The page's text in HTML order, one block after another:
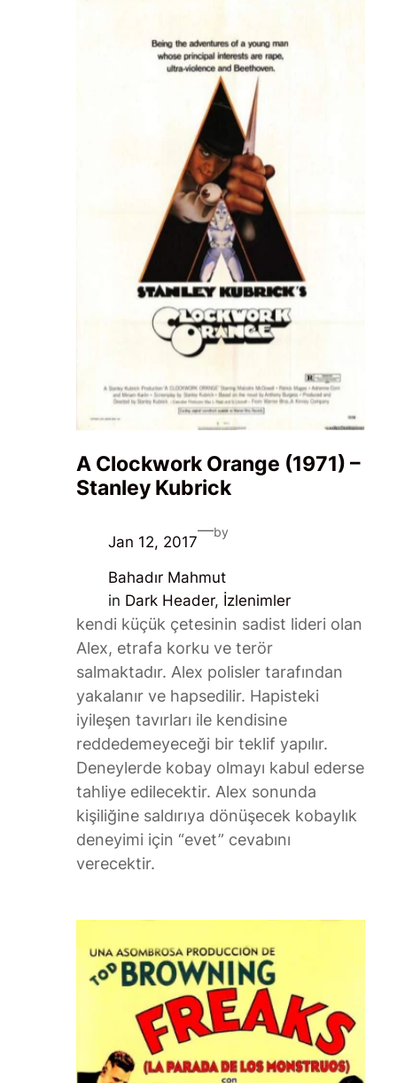
A Clockwork Orange (1971) –
Stanley Kubrick
Jan 12, 2017
—by
Bahadır Mahmut
in Dark Header, İzlenimler
kendi küçük çetesinin sadist lideri olan
Alex, etrafa korku ve terör
salmaktadır. Alex polisler tarafından
yakalanır ve hapsedilir. Hapisteki
iyileşen tavırları ile kendisine
reddedemeyeceği bir teklif yapılır.
Deneylerde kobay olmayı kabul ederse
tahliye edilecektir. Alex sonunda
kişiliğine saldırıya dönüşecek kobaylık
deneyimi için “evet” cevabını
verecektir.